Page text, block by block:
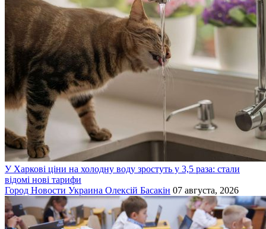
У Харкові ціни на холодну воду зростуть у 3,5 раза: стали
відомі нові тарифи
Город Новости Украина Олексій Басакін 07 августа, 2026